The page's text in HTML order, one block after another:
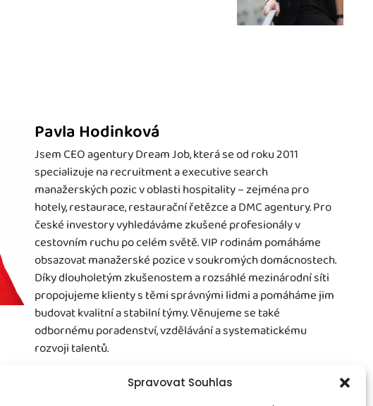
Spravovat Souhlas
Pavla Hodinková
Jsem CEO agentury Dream Job, která se od roku 2011
specializuje na recruitment a executive search
manažerských pozic v oblasti hospitality – zejména pro
hotely, restaurace, restaurační řetězce a DMC agentury. Pro
české investory vyhledáváme zkušené profesionály v
cestovním ruchu po celém světě. VIP rodinám pomáháme
obsazovat manažerské pozice v soukromých domácnostech.
Díky dlouholetým zkušenostem a rozsáhlé mezinárodní síti
propojujeme klienty s těmi správnými lidmi a pomáháme jim
budovat kvalitní a stabilní týmy. Věnujeme se také
odbornému poradenství, vzdělávání a systematickému
rozvoji talentů.